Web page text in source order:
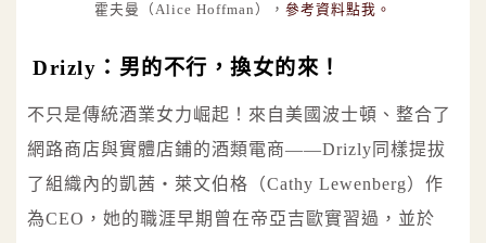
霍夫曼（Alice Hoffman）， 參考資料點我。
Drizly：男的不行，換女的來！
不只是傳統酒業女力崛起！來自美國波士頓、整合了
網路商店與實體店鋪的酒類電商——Drizly同樣提拔
了組織內的凱茜‧萊文伯格（Cathy Lewenberg）作
為CEO，她的職涯早期曾在帝亞吉歐實習過，並於